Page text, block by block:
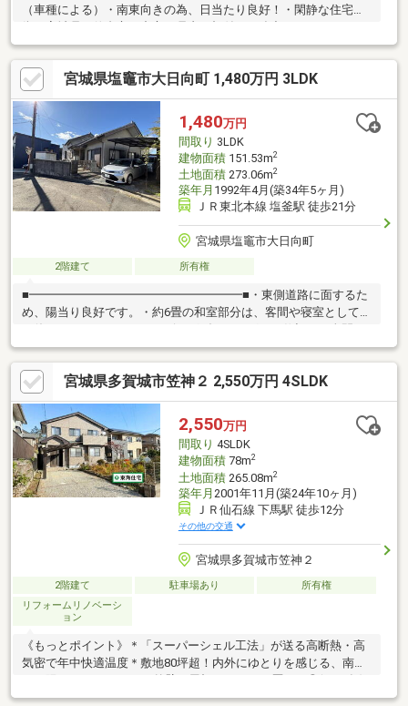
（車種による）・南東向きの為、日当たり良好！・閑静な住宅
体制で、お客様の「売りたい」「買いたい」を住まい選びのプロ
フェッショナルが全力でサポートさせていただきます！
宮城県塩竈市大日向町 1,480万円 3LDK
1,480万円
間取り 3LDK
建物面積151.53m2
土地面積273.06m2
築年月 1992年4月(築34年5ヶ月)
ＪＲ東北本線 塩釜駅 徒歩21分
宮城県塩竈市大日向町
2階建て 所有権
■━━━━━━━━━━━━━━━━━━■・東側道路に面するた
め、陽当り良好です。・約6畳の和室部分は、客間や寝室としても
することで広い空間をつくることも可能です。・敷地内に物置が
あります。スキーセットやゴルフバックなどの長尺もの、アウト
ドアグッズやガーデニング用品など室内で保管しにくいものの収
納に便利です。・リビングダイニングからは南側の庭の植栽をが
臨めます。また、庭部分は道路に面していないため、道路からの
目線は気になりません。
■━━━━━━━━━━━━━━━━━━■
宮城県多賀城市笠神２ 2,550万円 4SLDK
2,550万円
間取り 4SLDK
建物面積78m2
土地面積265.08m2
築年月 2001年11月(築24年10ヶ月)
ＪＲ仙石線 下馬駅 徒歩12分
その他の交通
宮城県多賀城市笠神２
2階建て 駐車場あり
所有権
リフォームリノベーシ
ョン
《もっとポイント》＊「スーパーシェル工法」が送る高断熱・高
気密で年中快適温度＊敷地80坪超！内外にゆとりを感じる、南向
＊居住中の為、内覧のご希望日時をお申し付け下さい+＊《教育